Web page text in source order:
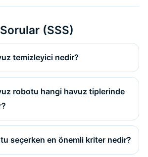
(SSS)
temizleyici nedir?
robotu hangi havuz tiplerinde
seçerken en önemli kriter nedir?